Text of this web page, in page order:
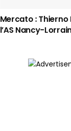
Mercato :
l’AS Nancy-